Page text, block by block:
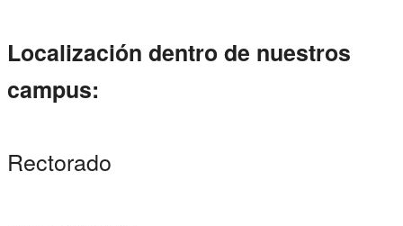
Localización dentro de nuestros
campus:
Rectorado